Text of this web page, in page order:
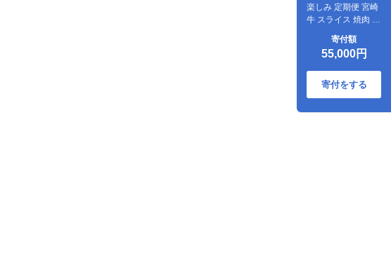
楽しみ 定期便 宮崎
牛 スライス 焼肉 セ
ット 総重量1.8kg
牛肉 黒毛和牛 ブラ
ンド牛 ミヤチク 国
産 肩ロース モモ バ
ラ ウデ 小間切れ 食
品 おかず すき焼き
寄付額
55,000円
寄付をする